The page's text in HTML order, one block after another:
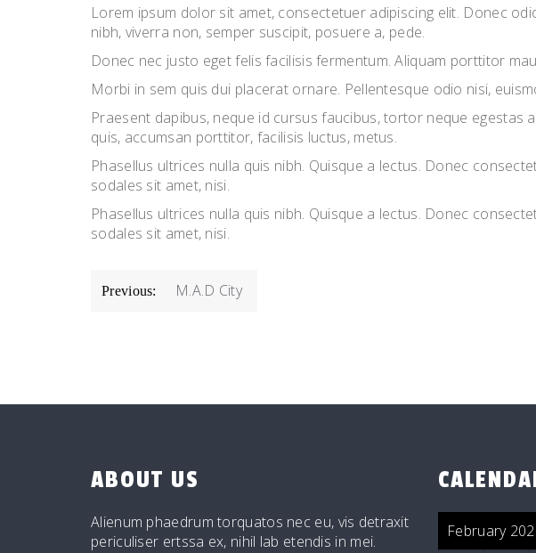
Lorem ipsum dolor sit amet, consectetuer adipiscing elit. Donec
nibh, viverra non, semper suscipit, posuere a, pede.
Donec nec justo eget felis facilisis fermentum. Aliquam porttitor
Morbi in sem quis dui placerat ornare. Pellentesque odio nisi,
Praesent dapibus, neque id cursus faucibus, tortor neque egestas
quis, accumsan porttitor, facilisis luctus, metus.
Phasellus ultrices nulla quis nibh. Quisque a lectus. Donec
sodales sit amet, nisi.
Phasellus ultrices nulla quis nibh. Quisque a lectus. Donec
sodales sit amet, nisi.
POST
Previous: M.A.D City
ABOUT US
Alienum phaedrum torquatos nec eu, vis detraxit
periculiser ertssa ex, nihil lab etendis in mei.
February